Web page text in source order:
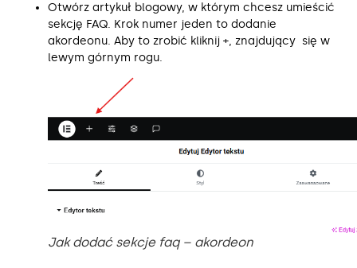
Otwórz artykuł blogowy, w którym chcesz umieścić
sekcję FAQ. Krok numer jeden to dodanie
akordeonu. Aby to zrobić kliknij +, znajdujący się w
lewym górnym rogu.
Jak dodać sekcje faq – akordeon